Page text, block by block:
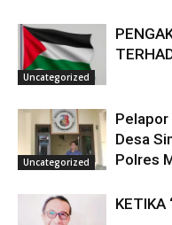
Uncategorized
Uncategorized
Pelapor
Desa
Polres
KETIKA